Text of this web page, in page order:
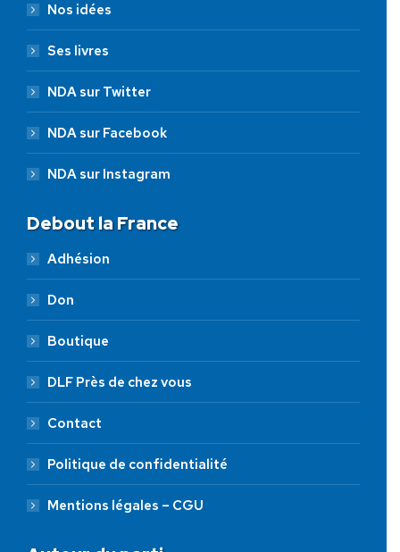
Nos idées
Ses livres
NDA sur Twitter
NDA sur Facebook
NDA sur Instagram
Debout la France
Adhésion
Don
Boutique
DLF Près de chez vous
Contact
Politique de confidentialité
Mentions légales – CGU